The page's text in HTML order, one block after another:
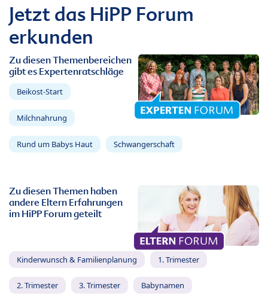
Jetzt das HiPP Forum
erkunden
Zu diesen Themenbereichen
gibt es Expertenratschläge
Beikost-Start
Milchnahrung
Rund um Babys Haut Schwangerschaft
Zu diesen Themen haben
andere Eltern Erfahrungen
im HiPP Forum geteilt
Kinderwunsch & Familienplanung 1. Trimester
2. Trimester 3. Trimester Babynamen